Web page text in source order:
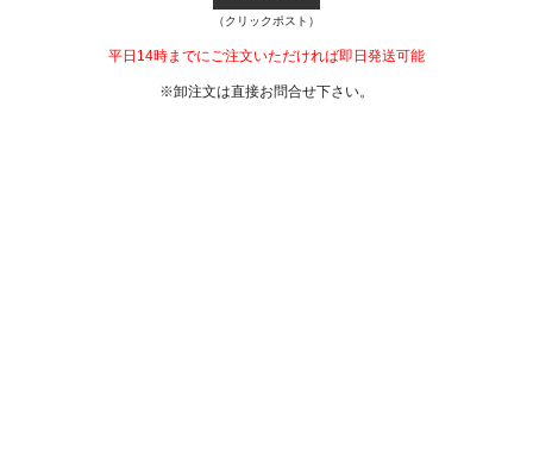
（クリックポスト）
平日14時までにご注文いただければ即日発送可能
※卸注文は直接お問合せ下さい。